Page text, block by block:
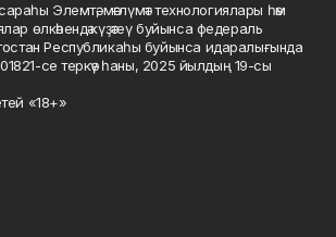
Элемтә, мәғлүмәт технологиялары һәм
өлкәһендә күҙәтеү буйынса федераль
Республикаһы буйынса идаралығында
01821-се теркәү һаны, 2025 йылдың 19-сы
«18+»